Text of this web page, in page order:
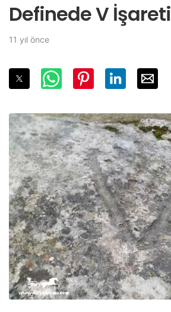
Definede V İşareti
11 yıl önce